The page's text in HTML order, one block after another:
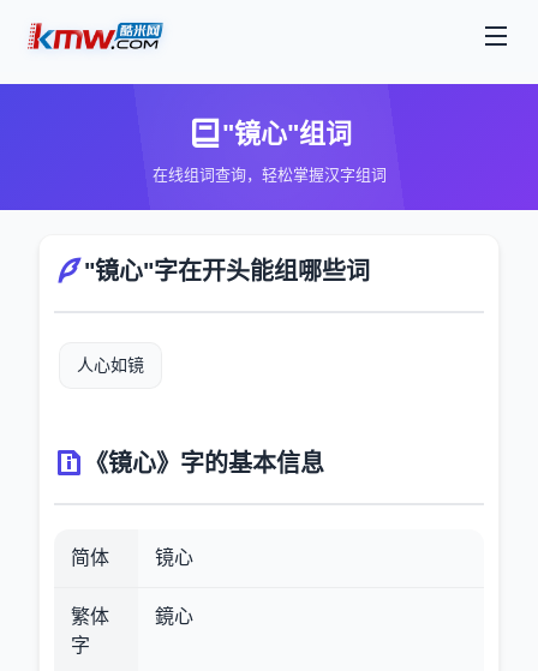
"镜心"组词
在线组词查询，轻松掌握汉字组词
"镜心"字在开头能组哪些词
人心如镜
《镜心》字的基本信息
简体 镜心
繁体
字
鏡心